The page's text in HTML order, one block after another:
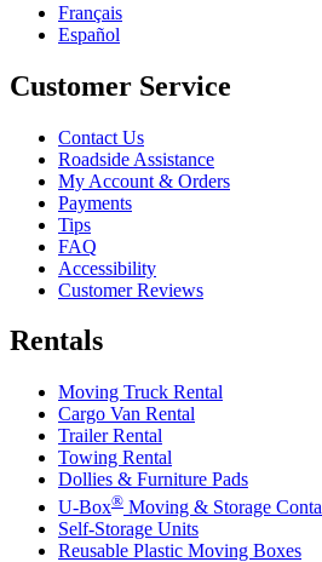
Français
Español
Customer Service
Contact Us
Roadside Assistance
My Account & Orders
Payments
Tips
FAQ
Accessibility
Customer Reviews
Rentals
Moving Truck Rental
Cargo Van Rental
Trailer Rental
Towing Rental
Dollies & Furniture Pads
U-Box® Moving & Storage
Self-Storage Units
Reusable Plastic Moving Boxes